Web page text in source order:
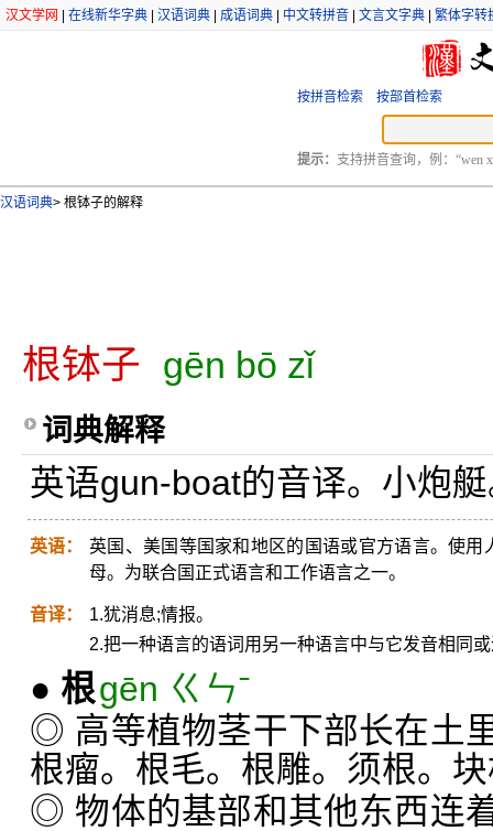
汉文学网 在线新华字典 汉语词典 成语词典 中文转拼音 文言文字典 繁体字转
按拼音检索 按部首检索
提示： 支持拼音查询，例：“wen
汉语词典> 根钵子的解释
根钵子 gēn bō zǐ
词典解释
英语gun-boat的音译。小炮
英语：
英国、美国等国家和地区的国语或官方语言。使
母。为联合国正式语言和工作语言之一。
音译：
1.犹消息;情报。
2.把一种语言的语词用另一种语言中与它发音相同
● 根gēn ㄍㄣˉ
◎ 高等植物茎干下部长在土
根瘤。根毛。根雕。须根。
◎ 物体的基部和其他东西连